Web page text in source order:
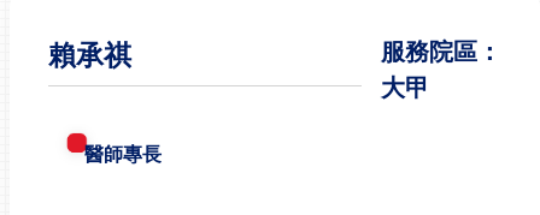
賴承祺
服務院區：
大甲
醫師專長